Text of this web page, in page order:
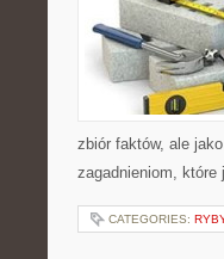
zbiór faktów, ale
zagadnieniom, które
CATEGORIES: